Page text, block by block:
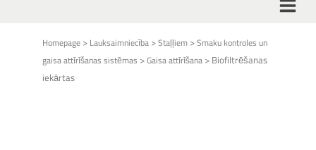
Homepage > Lauksaimniecība >Staļļiem >Smaku kontroles un
gaisa attīrīšanas sistēmas >Gaisa attīrīšana > Biofiltrēšanas
iekārtas